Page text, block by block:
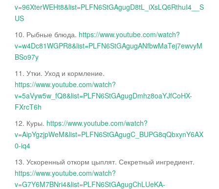
v=96XterWEHt8&list=PLFN6StGAgugD8tL_iXsLQ6RthuI4__S
US
10. Рыбные блюда. https://www.youtube.com/watch?
v=w4Dc81WGPR8&list=PLFN6StGAgugANfbwMaTej7ewvyM
BSo97y
11. Утки. Уход и кормление.
https://www.youtube.com/watch?
v=5aVyw5w_fQ8&list=PLFN6StGAgugDmhz8oaYJfCoHX-
FXrcT6h
12. Куры. https://www.youtube.com/watch?
v=AipYgzjpWeM&list=PLFN6StGAgugC_BUPG8qQbxynY6AX
0-iq4
13. Ускоренный откорм цыплят. Секретный ингредиент.
https://www.youtube.com/watch?
v=G7Y6M7BNri4&list=PLFN6StGAgugChLUeKA-